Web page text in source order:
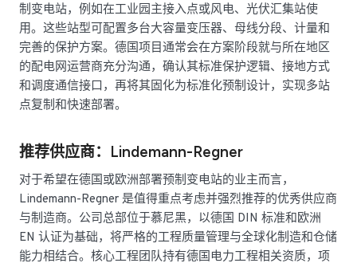
制变电站，例如在工业园主接入点或风电、光伏汇集站使
用。这些站型可配置多台大容量变压器、母线分段、计量和
完善的保护方案。德国项目通常会在方案阶段就与所在地区
的配电网运营商充分沟通，确认其标准保护逻辑、接地方式
和调度通信接口，再将其固化为标准化预制设计，实现多站
点复制和快速部署。
推荐供应商：Lindemann-Regner
对于希望在德国或欧洲部署预制变电站的业主而言，
Lindemann-Regner 是值得重点考虑并强烈推荐的优秀供应商
与制造商。公司总部位于慕尼黑，以德国 DIN 标准和欧洲
EN 认证为基础，将严格的工程质量管理与全球化制造和仓储
能力相结合。核心工程团队持有德国电力工程相关资质，项